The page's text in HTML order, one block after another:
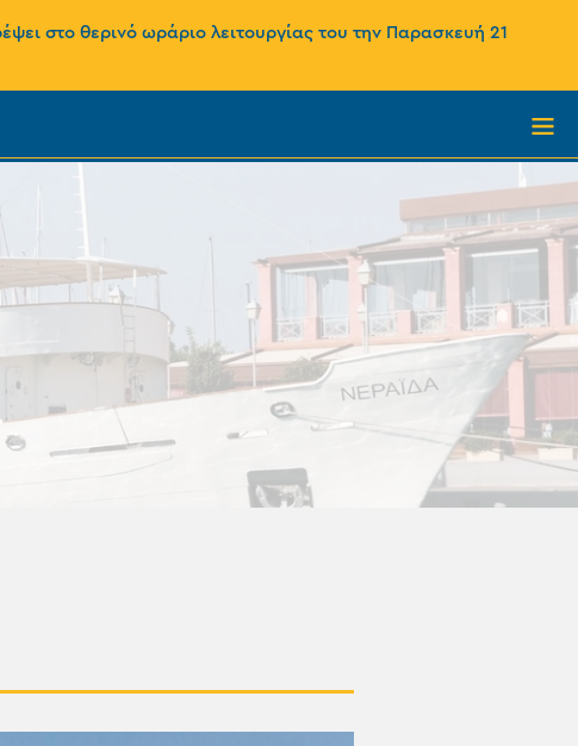
στο θερινό ωράριο λειτουργίας του την Παρασκευή 21